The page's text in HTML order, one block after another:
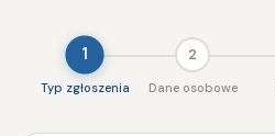
1
Typ zgłoszenia
2
Dane osobowe